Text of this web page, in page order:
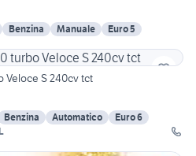
Benzina Manuale
Euro 5
Veloce S 240cv tct
Benzina Automatico
Euro 6